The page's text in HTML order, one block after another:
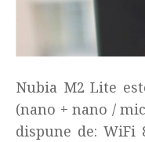
Nubia M2 Lite
(nano + nano /
dispune de: WiFi